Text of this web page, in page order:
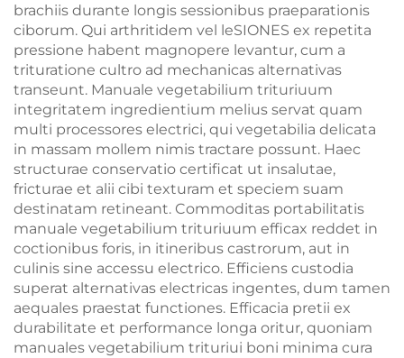
brachiis durante longis sessionibus praeparationis
ciborum. Qui arthritidem vel leSIONES ex repetita
pressione habent magnopere levantur, cum a
trituratione cultro ad mechanicas alternativas
transeunt. Manuale vegetabilium trituriuum
integritatem ingredientium melius servat quam
multi processores electrici, qui vegetabilia delicata
in massam mollem nimis tractare possunt. Haec
structurae conservatio certificat ut insalutae,
fricturae et alii cibi texturam et speciem suam
destinatam retineant. Commoditas portabilitatis
manuale vegetabilium trituriuum efficax reddet in
coctionibus foris, in itineribus castrorum, aut in
culinis sine accessu electrico. Efficiens custodia
superat alternativas electricas ingentes, dum tamen
aequales praestat functiones. Efficacia pretii ex
durabilitate et performance longa oritur, quoniam
manuales vegetabilium trituriui boni minima cura